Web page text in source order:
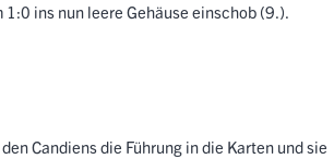
1:0 ins nun leere Gehäuse einschob (9.).
Candiens die Führung in die Karten und sie